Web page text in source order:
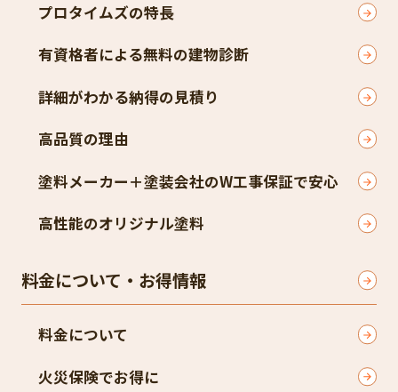
プロタイムズの特長
有資格者による無料の建物診断
詳細がわかる納得の見積り
高品質の理由
塗料メーカー＋塗装会社のW工事保証で安心
高性能のオリジナル塗料
料金について・お得情報
料金について
火災保険でお得に